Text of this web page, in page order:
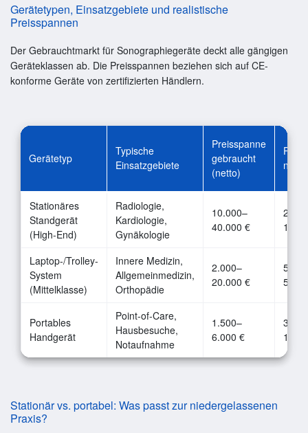
Gerätetypen, Einsatzgebiete und realistische
Preisspannen
Der Gebrauchtmarkt für Sonographiegeräte deckt alle gängigen
Geräteklassen ab. Die Preisspannen beziehen sich auf CE-
konforme Geräte von zertifizierten Händlern.
Gerätetyp
Typische
Einsatzgebiete
Preisspanne
gebraucht
(netto)
neu
Stationäres
Standgerät
(High-End)
Radiologie,
Kardiologie,
Gynäkologie
10.000–
40.000 €
Laptop-/Trolley-
System
(Mittelklasse)
Innere Medizin,
Allgemeinmedizin,
Orthopädie
2.000–
20.000 €
Portables
Handgerät
Point-of-Care,
Hausbesuche,
Notaufnahme
1.500–
6.000 €
Stationär vs. portabel: Was passt zur niedergelassenen
Praxis?